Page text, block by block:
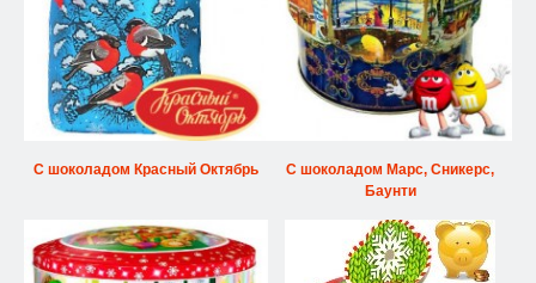
С шоколадом Красный Октябрь
С шоколадом Марс, Сникерс,
Баунти